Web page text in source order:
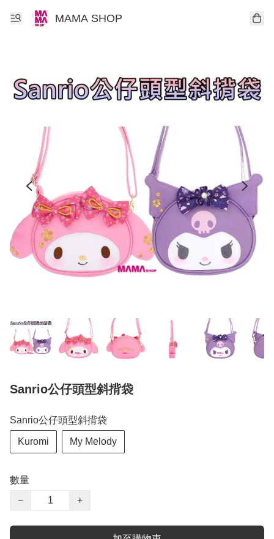
MAMA SHOP
Sanrio公仔頭型斜揹袋
Sanrio公仔頭型斜揹袋
Kuromi My Melody
數量
−
+